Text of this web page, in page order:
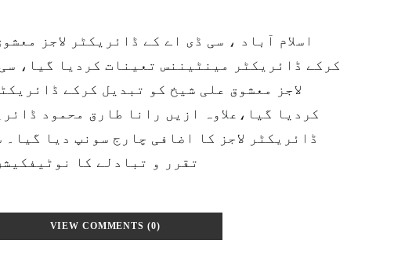
اسلام آباد ، سی ڈی اے کے ڈائریکٹر لاجز
کرکے ڈائریکٹر مینٹیننس تعینات کردیا گیا،
لاجز معشوق علی شیخ کو تبدیل کرکے
کردیا گیا،علاوہ ازیں رانا طارق محمود
ڈائریکٹر لاجز کا اضافی چارج سونپ دیا
تقرر و تبادلے کا
VIEW COMMENTS (0)